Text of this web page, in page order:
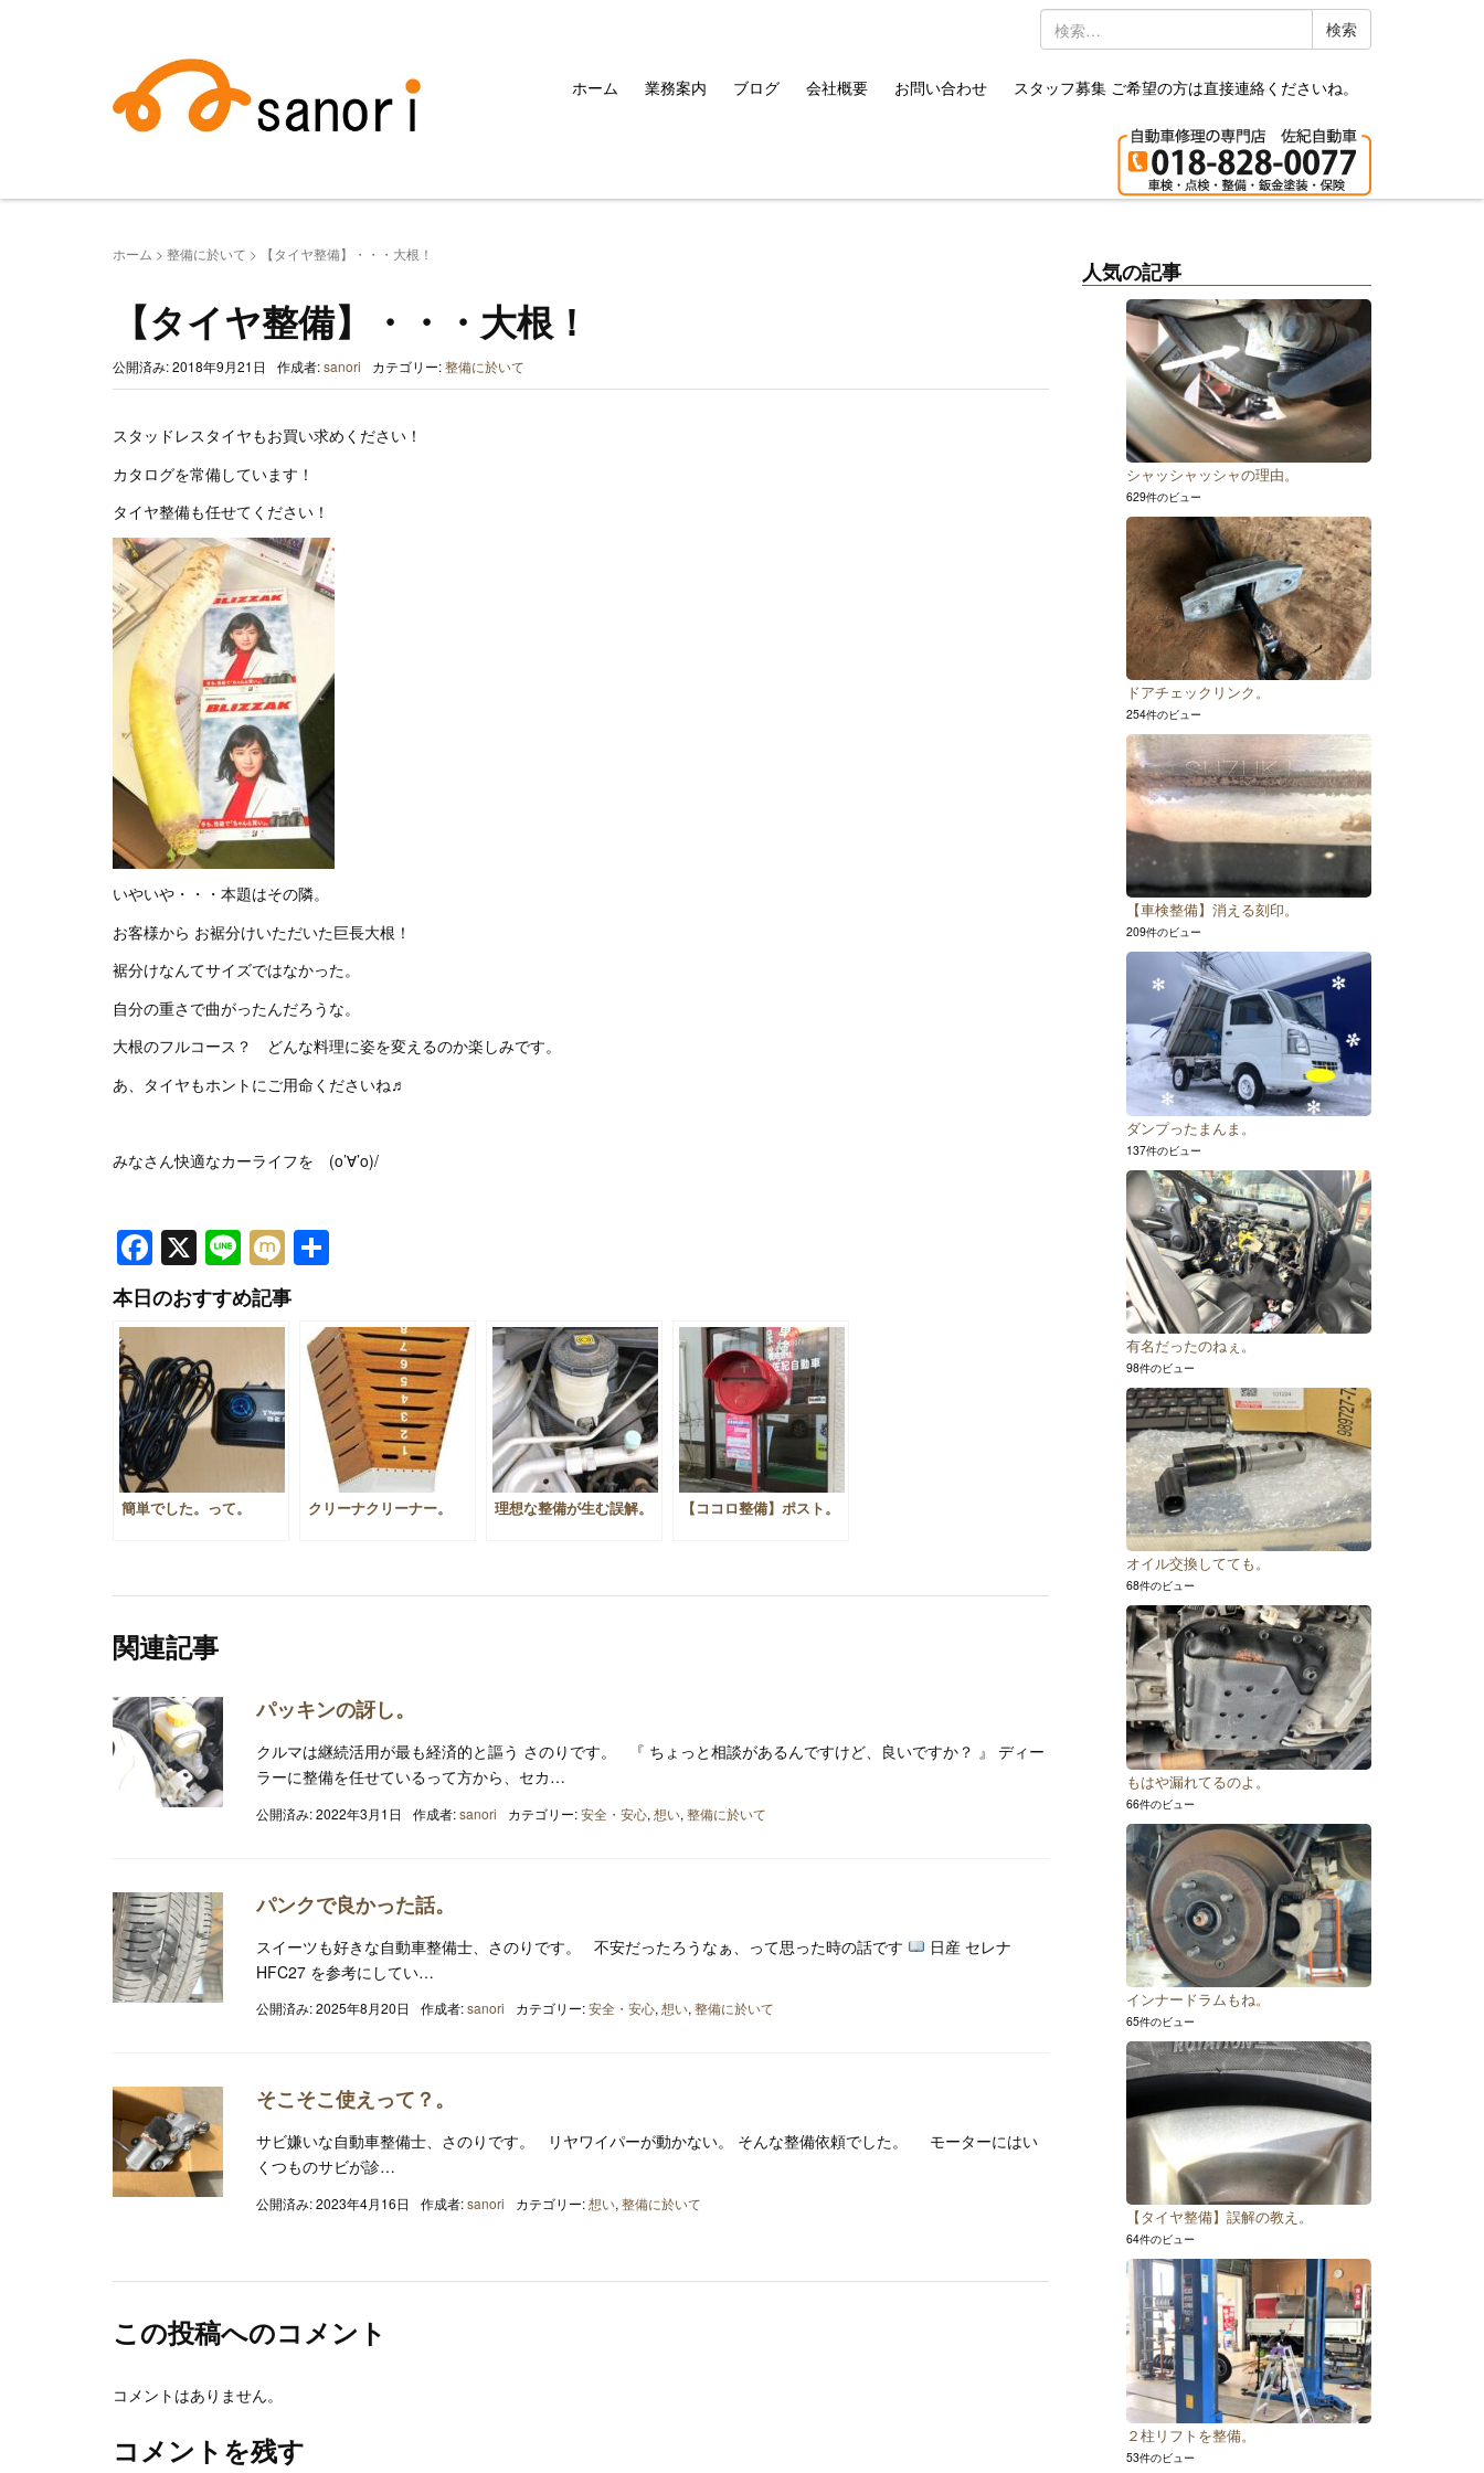
索:
ホーム
業務案内 ブログ 会社概要 お問い合わせ スタッフ募集 ご希望の方は直接連絡くださいね。
ホーム > 整備に於いて > 【タイヤ整備】・・・大根！
【タイヤ整備】・・・大根！
公開済み: 2018年9月21日 作成者:sanori カテゴリー:整備に於いて
スタッドレスタイヤもお買い求めください！
カタログを常備しています！
タイヤ整備も任せてください！
いやいや・・・本題はその隣。
お客様から お裾分けいただいた巨長大根！
裾分けなんてサイズではなかった。
自分の重さで曲がったんだろうな。
大根のフルコース？ どんな料理に姿を変えるのか楽しみです。
あ、タイヤもホントにご用命くださいね♬
みなさん快適なカーライフを (o’∀’o)/
Facebook
X LineMixi
本日のおすすめ記事
簡単でした。って。 クリーナクリーナー。 理想な整備が生む誤解。 【ココロ整備】ポスト。
関連記事
パッキンの訝し。
クルマは継続活用が最も経済的と謳う さのりです。 『 ちょっと相談があるんですけど、良いですか？ 』 ディー
ラーに整備を任せているって方から、セカ…
公開済み: 2022年3月1日 作成者:sanori カテゴリー:安全・安心, 想い, 整備に於いて
パンクで良かった話。
スイーツも好きな自動車整備士、さのりです。 不安だったろうなぁ、って思った時の話です
日産 セレナ
HFC27 を参考にしてい…
公開済み: 2025年8月20日 作成者:sanori カテゴリー:安全・安心, 想い, 整備に於いて
そこそこ使えって？。
サビ嫌いな自動車整備士、さのりです。 リヤワイパーが動かない。 そんな整備依頼でした。 モーターにはい
くつものサビが診…
公開済み: 2023年4月16日 作成者:sanori カテゴリー:想い, 整備に於いて
この投稿へのコメント
コメントはありません。
コメントを残す
人気の記事
シャッシャッシャの理由。
629件のビュー
ドアチェックリンク。
254件のビュー
【車検整備】消える刻印。
209件のビュー
ダンプったまんま。
137件のビュー
有名だったのねぇ。
98件のビュー
オイル交換してても。
68件のビュー
もはや漏れてるのよ。
66件のビュー
インナードラムもね。
65件のビュー
【タイヤ整備】誤解の教え。
64件のビュー
２柱リフトを整備。
53件のビュー